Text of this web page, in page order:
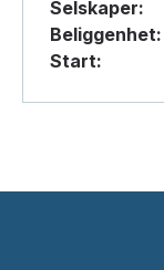
Selskaper:
Beliggenhet:
Start: